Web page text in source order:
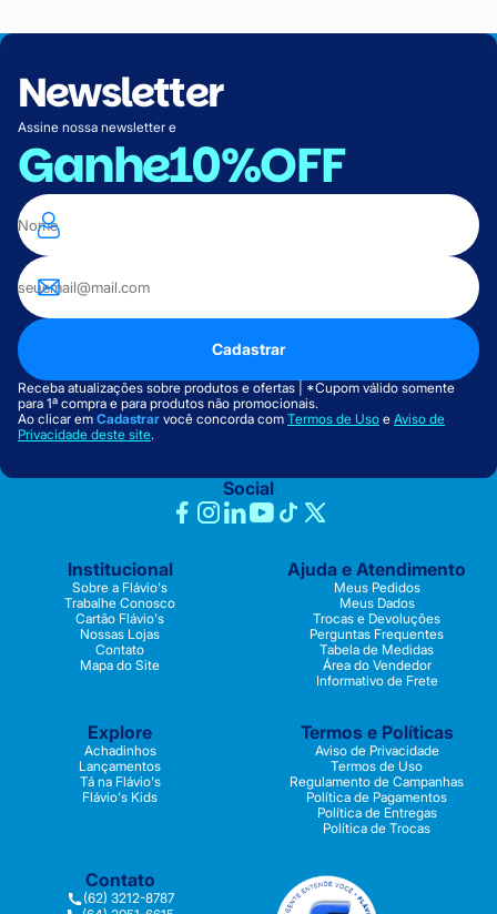
Newsletter
Assine nossa newsletter e
Ganhe10%OFF
Cadastrar
Receba atualizações sobre produtos e ofertas | *Cupom válido somente
para 1ª compra e para produtos não promocionais.
Ao clicar em Cadastrar você concorda com Termos de Uso e Aviso de
Privacidade deste site.
Social
Institucional
Sobre a Flávio's
Trabalhe Conosco
Cartão Flávio's
Nossas Lojas
Contato
Mapa do Site
Ajuda e Atendimento
Meus Pedidos
Meus Dados
Trocas e Devoluções
Perguntas Frequentes
Tabela de Medidas
Área do Vendedor
Informativo de Frete
Explore
Achadinhos
Lançamentos
Tá na Flávio's
Flávio's Kids
Termos e Políticas
Aviso de Privacidade
Termos de Uso
Regulamento de Campanhas
Política de Pagamentos
Política de Entregas
Política de Trocas
Contato
(62) 3212-8787